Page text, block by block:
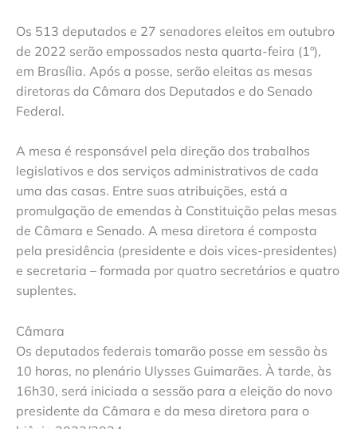
Os 513 deputados e 27 senadores eleitos em outubro
de 2022 serão empossados nesta quarta-feira (1º),
em Brasília. Após a posse, serão eleitas as mesas
diretoras da Câmara dos Deputados e do Senado
Federal.
A mesa é responsável pela direção dos trabalhos
legislativos e dos serviços administrativos de cada
uma das casas. Entre suas atribuições, está a
promulgação de emendas à Constituição pelas mesas
de Câmara e Senado. A mesa diretora é composta
pela presidência (presidente e dois vices-presidentes)
e secretaria – formada por quatro secretários e quatro
suplentes.
Câmara
Os deputados federais tomarão posse em sessão às
10 horas, no plenário Ulysses Guimarães. À tarde, às
16h30, será iniciada a sessão para a eleição do novo
presidente da Câmara e da mesa diretora para o